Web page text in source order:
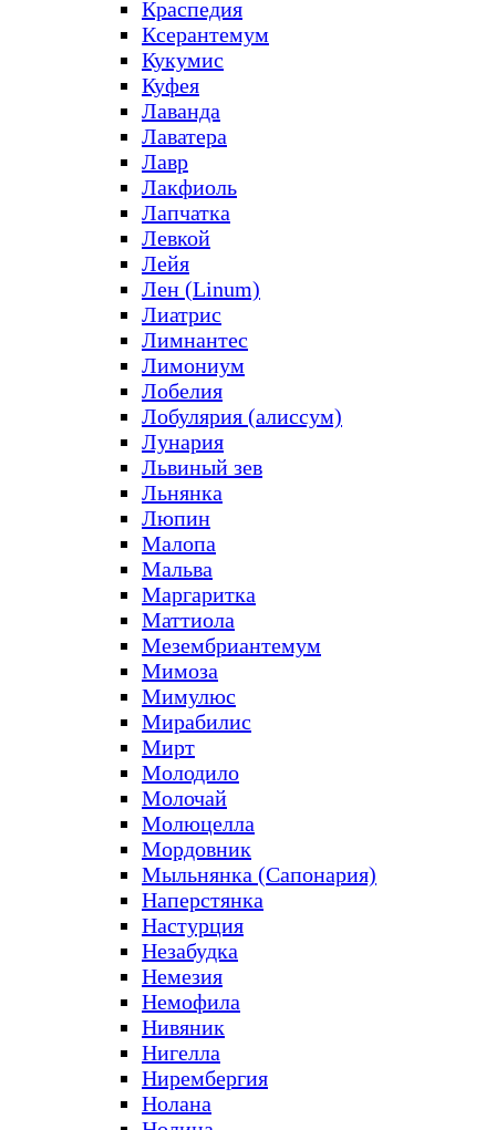
Краспедия
Ксерантемум
Кукумис
Куфея
Лаванда
Лаватера
Лавр
Лакфиоль
Лапчатка
Левкой
Лейя
Лен (Linum)
Лиатрис
Лимнантес
Лимониум
Лобелия
Лобулярия (алиссум)
Лунария
Львиный зев
Льнянка
Люпин
Малопа
Мальва
Маргаритка
Маттиола
Мезембриантемум
Мимоза
Мимулюс
Мирабилис
Мирт
Молодило
Молочай
Молюцелла
Мордовник
Мыльнянка (Сапонария)
Наперстянка
Настурция
Незабудка
Немезия
Немофила
Нивяник
Нигелла
Нирембергия
Нолана